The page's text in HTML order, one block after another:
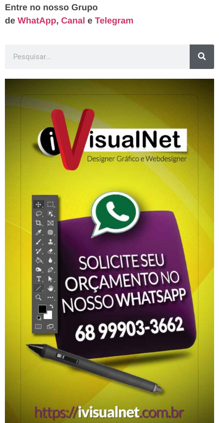
Entre no nosso Grupo
de WhatApp, Canal e Telegram